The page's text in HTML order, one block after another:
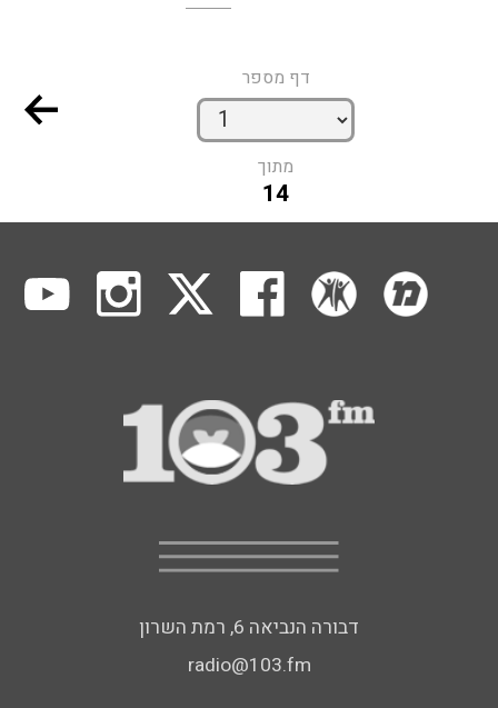
דף מספר
מתוך
14
דבורה הנביאה 6, רמת השרון
radio@103.fm